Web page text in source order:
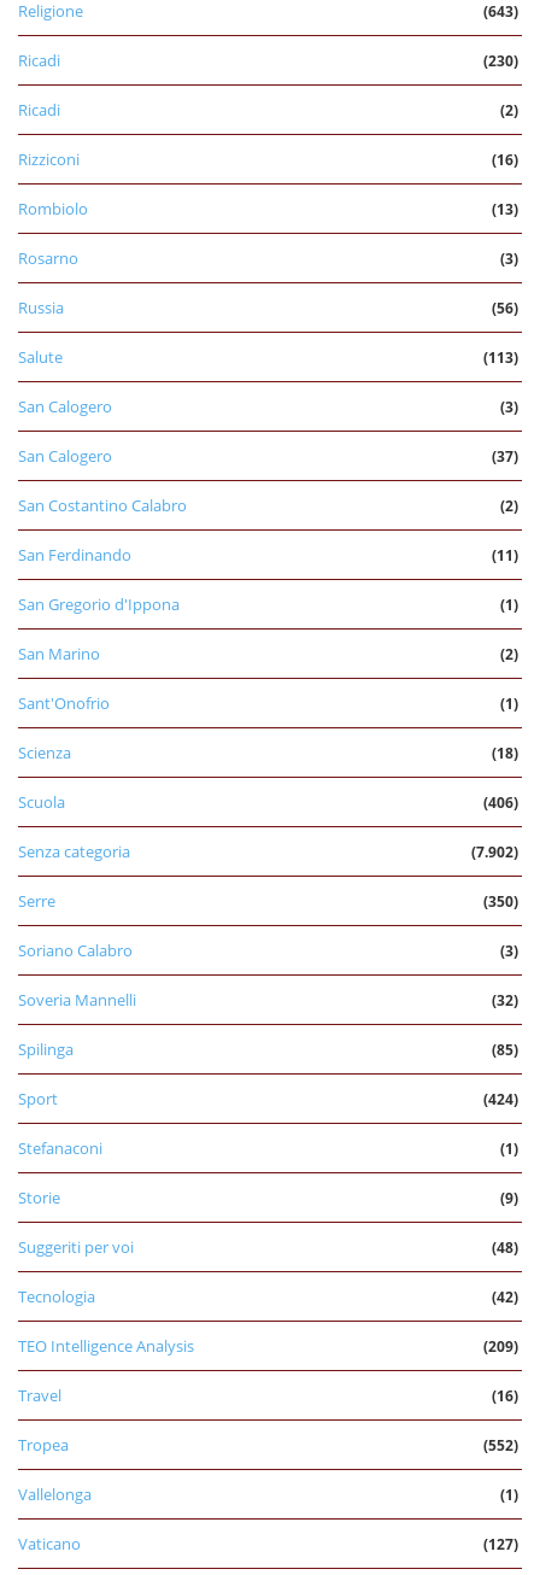
Religione (643)
Ricadi (230)
Ricadi (2)
Rizziconi (16)
Rombiolo (13)
Rosarno (3)
Russia (56)
Salute (113)
San Calogero (3)
San Calogero (37)
San Costantino Calabro (2)
San Ferdinando (11)
San Gregorio d'Ippona (1)
San Marino (2)
Sant'Onofrio (1)
Scienza (18)
Scuola (406)
Senza categoria (7.902)
Serre (350)
Soriano Calabro (3)
Soveria Mannelli (32)
Spilinga (85)
Sport (424)
Stefanaconi (1)
Storie (9)
Suggeriti per voi (48)
Tecnologia (42)
TEO Intelligence Analysis (209)
Travel (16)
Tropea (552)
Vallelonga (1)
Vaticano (127)